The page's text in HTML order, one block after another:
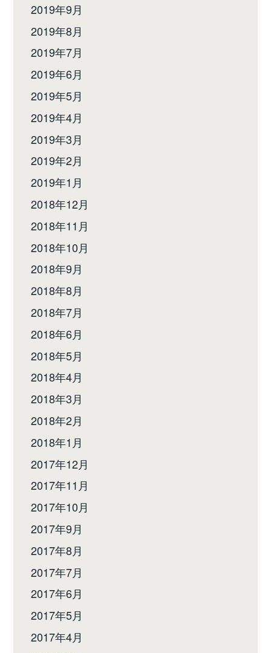
2019年9月
2019年8月
2019年7月
2019年6月
2019年5月
2019年4月
2019年3月
2019年2月
2019年1月
2018年12月
2018年11月
2018年10月
2018年9月
2018年8月
2018年7月
2018年6月
2018年5月
2018年4月
2018年3月
2018年2月
2018年1月
2017年12月
2017年11月
2017年10月
2017年9月
2017年8月
2017年7月
2017年6月
2017年5月
2017年4月